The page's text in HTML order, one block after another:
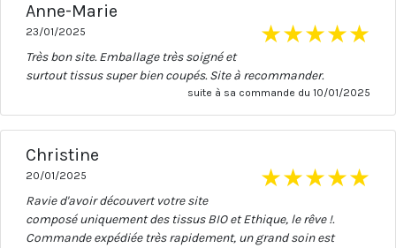
Anne-Marie
23/01/2025 ★★★★★
Très bon site. Emballage très soigné et
surtout tissus super bien coupés. Site à recommander.
suite à sa commande du 10/01/2025
Christine
20/01/2025 ★★★★★
Ravie d'avoir découvert votre site
composé uniquement des tissus BIO et Ethique, le rêve !.
Commande expédiée très rapidement, un grand soin est